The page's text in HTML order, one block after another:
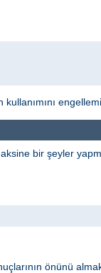
kullanımını
bir şeyler
önünü